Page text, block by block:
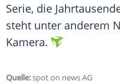
Serie, die
steht unter anderem
Kamera.
Quelle:spot on news AG